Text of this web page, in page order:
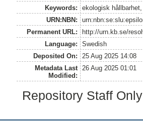
Keywords:
ekologisk
URN:NBN:
Permanent URL:
http://urn.kb.se/
Language:
Swedish
Deposited On:
25 Aug 2025 14:08
Metadata Last
Modified:
26 Aug 2025 01:01
Repository Staff